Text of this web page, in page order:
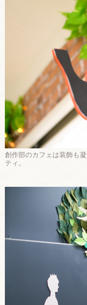
創作部のカフェは装飾も
ティ。